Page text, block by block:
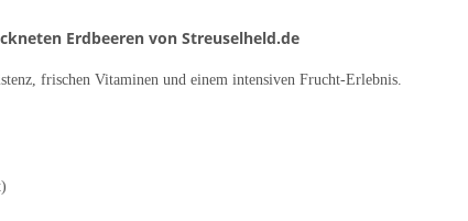
Erdbeeren von Streuselheld.de
frischen Vitaminen und einem intensiven Frucht-Erlebnis.